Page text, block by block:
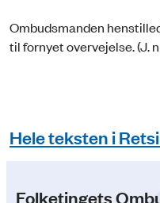
Ombudsmanden
til fornyet overvejelse. (J.
Hele teksten i
Folketingets